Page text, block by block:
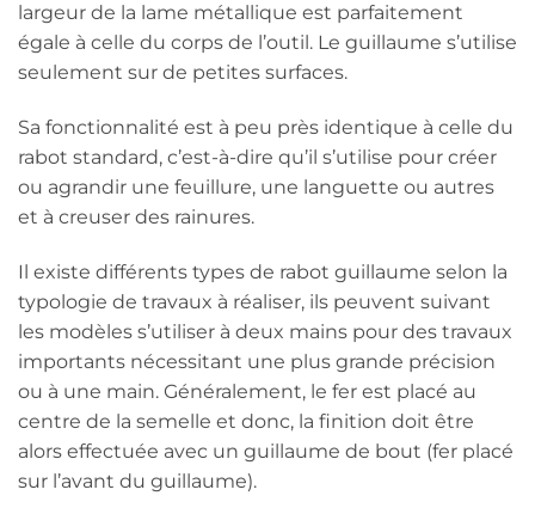
largeur de la lame métallique est parfaitement
égale à celle du corps de l’outil. Le guillaume s’utilise
seulement sur de petites surfaces.
Sa fonctionnalité est à peu près identique à celle du
rabot standard, c’est-à-dire qu’il s’utilise pour créer
ou agrandir une feuillure, une languette ou autres
et à creuser des rainures.
Il existe différents types de rabot guillaume selon la
typologie de travaux à réaliser, ils peuvent suivant
les modèles s’utiliser à deux mains pour des travaux
importants nécessitant une plus grande précision
ou à une main. Généralement, le fer est placé au
centre de la semelle et donc, la finition doit être
alors effectuée avec un guillaume de bout (fer placé
sur l’avant du guillaume).